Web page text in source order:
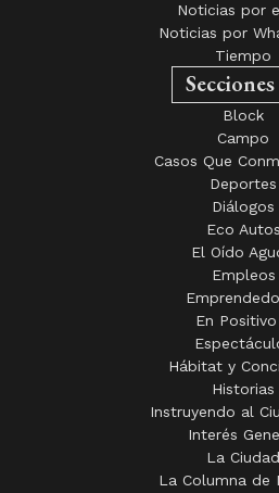
Noticias por
Noticias por
Tiempo
Secciones
Block
Campo
Casos Que
Deportes
Diálogos
Eco Autos
El Oído
Empleos
En
Hábitat y
Historias
Instruyendo al
Interés
La Ciudad
La Columna de